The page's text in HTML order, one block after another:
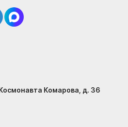
Комарова, д. 36